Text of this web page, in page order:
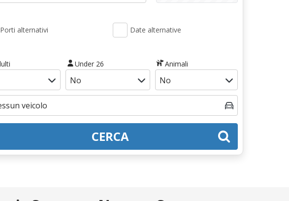
Porti alternativi Date alternative
Under 26 Animali
CERCA